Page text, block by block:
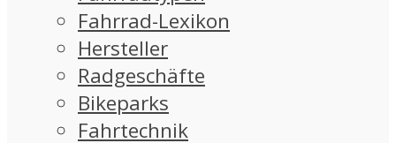
Fahrrad-Lexikon
Hersteller
Radgeschäfte
Bikeparks
Fahrtechnik